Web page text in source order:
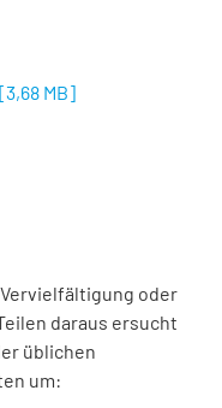
[3,68 MB]
oder
daraus ersucht
üblichen
um: